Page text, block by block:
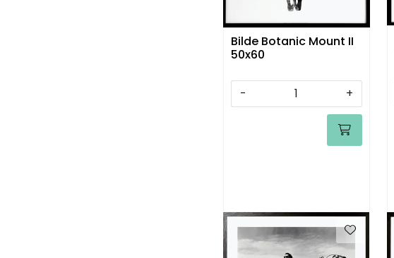
Bilde Botanic Mount II
50x60
- +